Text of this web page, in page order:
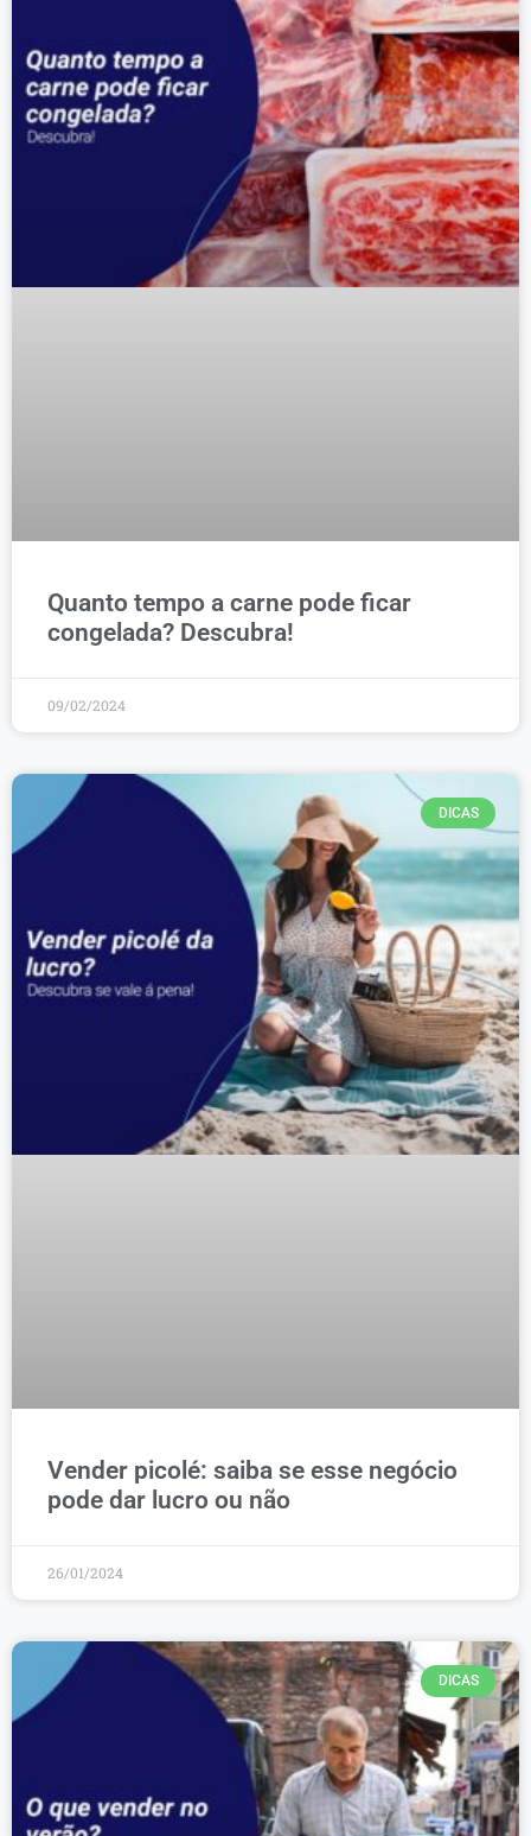
Quanto tempo a carne pode ficar
congelada? Descubra!
09/02/2024
DICAS
Vender picolé: saiba se esse negócio
pode dar lucro ou não
26/01/2024
DICAS